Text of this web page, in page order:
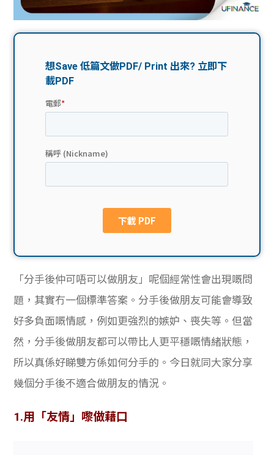
生學
貸款
網上
私人
貸款
計數
機
de
ge
校園
Gui
理財
Gui
de
學生
贊助
「分手後仲可唔可以做朋友」呢個經常性會出現嘅問
題，其實冇一個標準答案。分手後做朋友可能會導致
好多負面嘅情感，例如更強烈的嫉妒、喪失等。但當
然，分手後做朋友都可以帶比人更平穩嘅情緒狀態，
所以真係好睇雙方係如何分手的。今日就同大家分享
幾個分手後不適合做朋友的情況。
1.用「友情」嚟做藉口